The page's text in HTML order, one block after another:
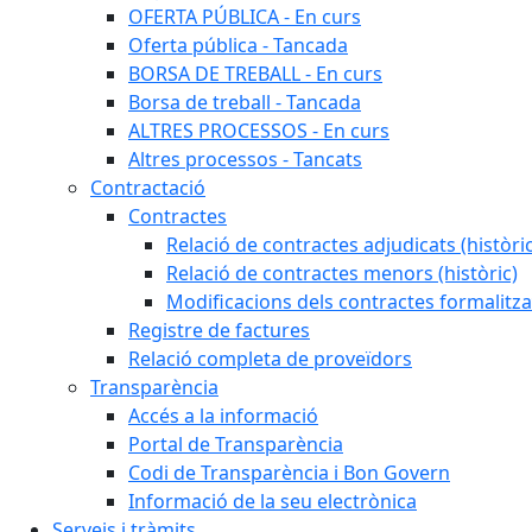
OFERTA PÚBLICA - En curs
Oferta pública - Tancada
BORSA DE TREBALL - En curs
Borsa de treball - Tancada
ALTRES PROCESSOS - En curs
Altres processos - Tancats
Contractació
Contractes
Relació de contractes adjudicats
Relació de contractes menors (històric)
Modificacions dels contractes
Registre de factures
Relació completa de proveïdors
Transparència
Accés a la informació
Portal de Transparència
Codi de Transparència i Bon Govern
Informació de la seu electrònica